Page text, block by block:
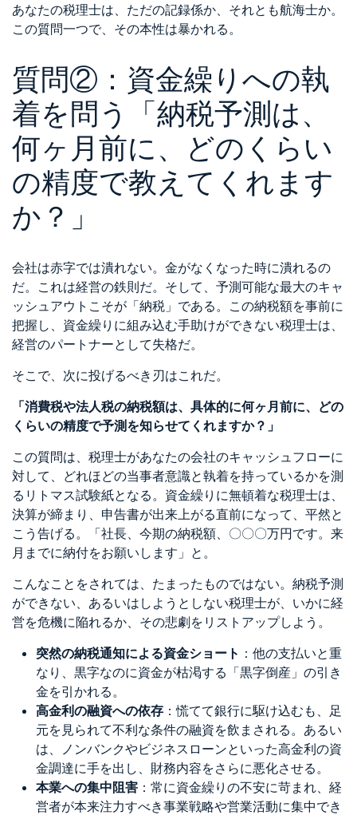
あなたの税理士は、ただの記録係か、それとも航海士か。
この質問一つで、その本性は暴かれる。
質問②：資金繰りへの執
着を問う「納税予測は、
何ヶ月前に、どのくらい
の精度で教えてくれます
か？」
会社は赤字では潰れない。金がなくなった時に潰れるの
だ。これは経営の鉄則だ。そして、予測可能な最大のキャ
ッシュアウトこそが「納税」である。この納税額を事前に
把握し、資金繰りに組み込む手助けができない税理士は、
経営のパートナーとして失格だ。
そこで、次に投げるべき刃はこれだ。
「消費税や法人税の納税額は、具体的に何ヶ月前に、どの
くらいの精度で予測を知らせてくれますか？」
この質問は、税理士があなたの会社のキャッシュフローに
対して、どれほどの当事者意識と執着を持っているかを測
るリトマス試験紙となる。資金繰りに無頓着な税理士は、
決算が締まり、申告書が出来上がる直前になって、平然と
こう告げる。「社長、今期の納税額、〇〇〇万円です。来
月までに納付をお願いします」と。
こんなことをされては、たまったものではない。納税予測
ができない、あるいはしようとしない税理士が、いかに経
営を危機に陥れるか、その悲劇をリストアップしよう。
突然の納税通知による資金ショート ：他の支払いと重
なり、黒字なのに資金が枯渇する「黒字倒産」の引き
金を引かれる。
高金利の融資への依存 ：慌てて銀行に駆け込むも、足
元を見られて不利な条件の融資を飲まされる。あるい
は、ノンバンクやビジネスローンといった高金利の資
金調達に手を出し、財務内容をさらに悪化させる。
本業への集中阻害 ：常に資金繰りの不安に苛まれ、経
営者が本来注力すべき事業戦略や営業活動に集中でき